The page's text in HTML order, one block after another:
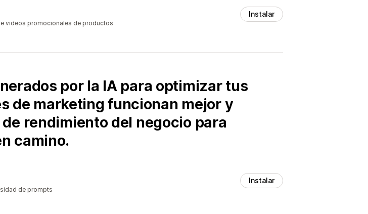
videos promocionales de productos
Instalar
por la IA para optimizar tus
de marketing funcionan mejor y
rendimiento del negocio para
camino.
de prompts
Instalar